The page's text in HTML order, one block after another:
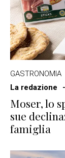
GASTRONOMIA
La redazione
Moser, lo
sue
famiglia